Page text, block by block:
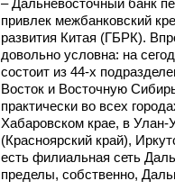
привлек межбанковский
развития Китая (ГБРК).
довольно условна: на
состоит из 44-х
Восток и Восточную
практически во всех
Хабаровском крае, в Улан-
(Красноярский край),
есть филиальная сеть
пределы, собственно,